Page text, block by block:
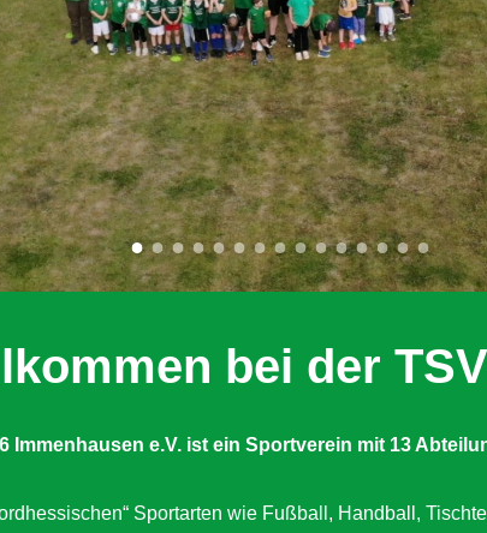
bei der
Immenhausen e.V. ist ein Sportverein mit 13
Sportarten wie Fußball, Handball,